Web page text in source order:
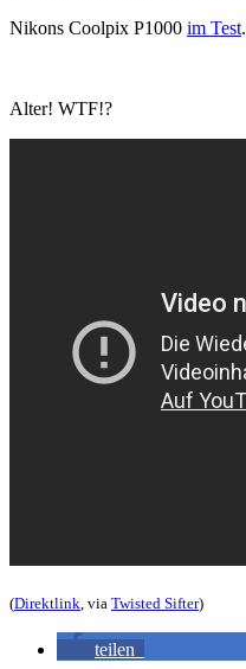
Nikons Coolpix P1000 im Test.
Alter! WTF!?
(Direktlink, via Twisted Sifter)
teilen